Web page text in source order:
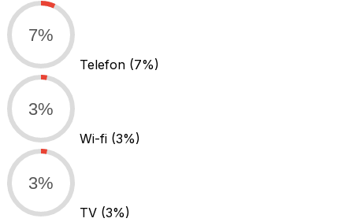
7%
Telefon (7%)
3%
Wi-fi (3%)
3%
TV (3%)